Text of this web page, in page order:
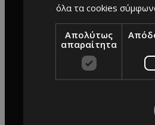
όλα τα cookies
Απολύτως
απαραίτητα